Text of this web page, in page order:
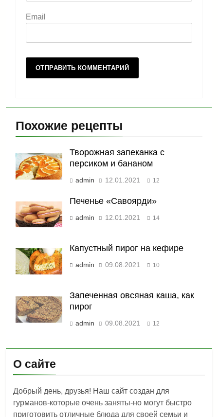
Email
Похожие рецепты
Творожная запеканка с
персиком и бананом
admin 12.01.2021 12
Печенье «Савоярди»
admin 12.01.2021 14
Капустный пирог на кефире
admin 09.08.2021 10
Запеченная овсяная каша, как
пирог
admin 09.08.2021 12
О сайте
Добрый день, друзья! Наш сайт создан для
гурманов-которые очень заняты-но могут быстро
приготовить отличные блюда для своей семьи и